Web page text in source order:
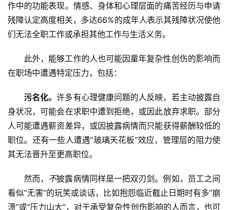
作中的功能表现。情感、身体和心理层面的痛苦经历与申请
残障认定高度相关，多达66%的成年人表示其残障状况使他
们无法全职工作或承担其他工作与生活义务。
此外，能够工作的人也可能因童年复杂性创伤的影响而
在职场中遭遇特定压力，包括：
污名化。许多有心理健康问题的人反映，若主动披露自
身状况，可能会在求职中遭到拒绝，或因此放弃求职。部分
人可能遭遇薪资差异，或因披露病情而只能获得薪酬较低的
职位。还有一些人遭遇”玻璃天花板”效应，管理层的阻力使
其无法晋升至更高职位。
然而， 不披露病情同样是一把双刃剑。例如，员工之间
看似”无害”的玩笑或谈话，比如抱怨临近截止日期时有多”崩
溃”或”压力山大”，对于承受复杂性创伤影响的人而言，也可